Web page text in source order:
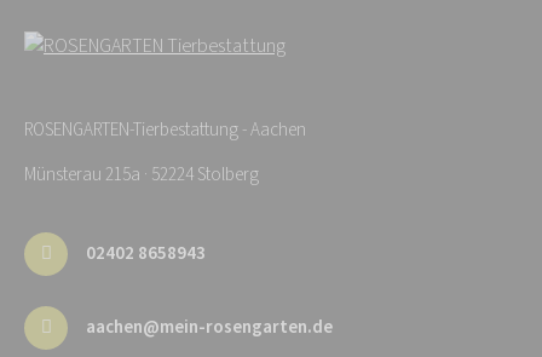
ROSENGARTEN-Tierbestattung - Aachen
Münsterau 215a · 52224 Stolberg
02402 8658943
aachen@mein-rosengarten.de